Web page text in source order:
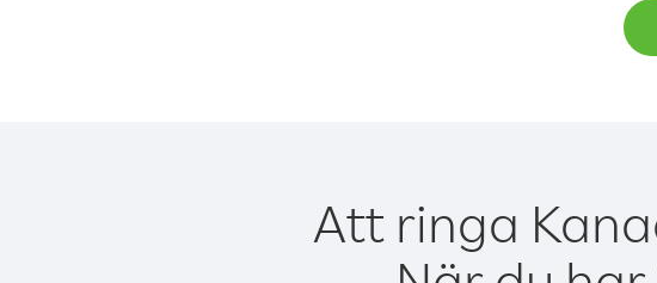
Att ringa